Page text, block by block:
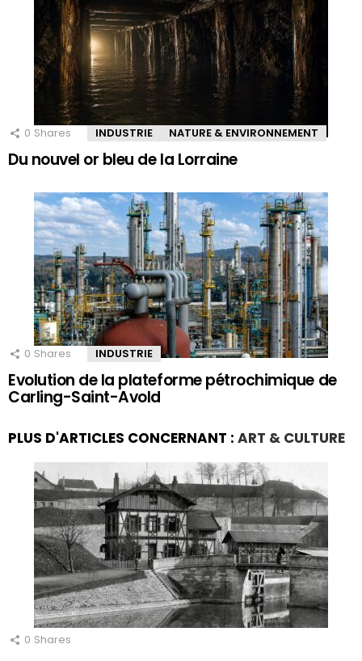
0 Shares INDUSTRIE NATURE & ENVIRONNEMENT
Du nouvel or bleu de la Lorraine
0 Shares INDUSTRIE
Evolution de la plateforme pétrochimique de
Carling-Saint-Avold
PLUS D'ARTICLES CONCERNANT : ART & CULTURE
0 Shares